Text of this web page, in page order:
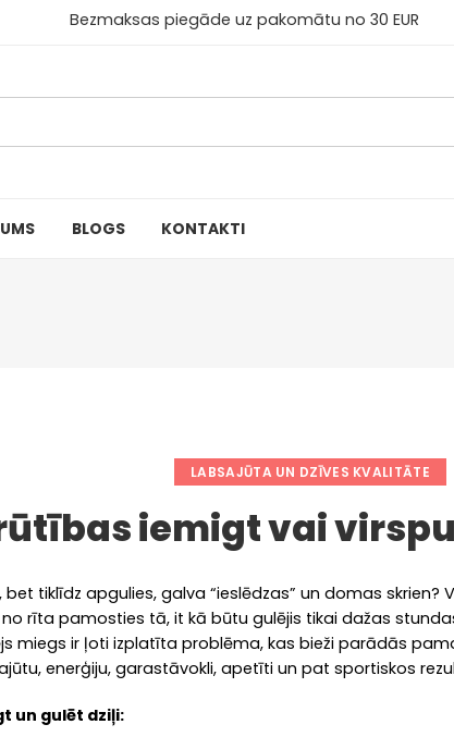
uz pakomātu no 30 EUR
BLOGS KONTAKTI
LABSAJŪTA UN DZĪVES KVALITĀTE
iemigt vai
tiklīdz apgulies, galva “ieslēdzas” un domas skrien?
rīta pamosties tā, it kā būtu gulējis tikai dažas
miegs ir ļoti izplatīta problēma, kas bieži parādās
enerģiju, garastāvokli, apetīti un pat sportiskos
un gulēt dziļi: